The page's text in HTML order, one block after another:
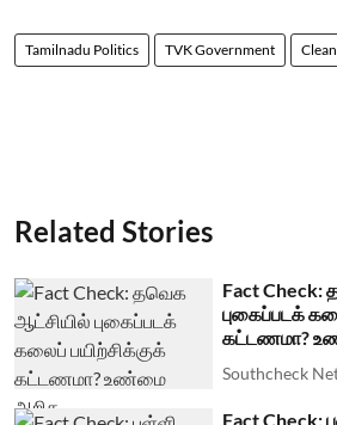
Tamilnadu Politics TVK Government
Related Stories
Fact Check:
புகைப்படக்
கட்டணமா?
Southcheck
Fact